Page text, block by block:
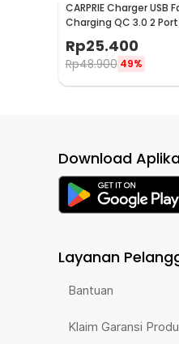
CARPRIE Charger USB
Charging QC 3.0 2
Rp25.400
Rp48.900 49%
Download
Layanan
Bantuan
Klaim Garansi